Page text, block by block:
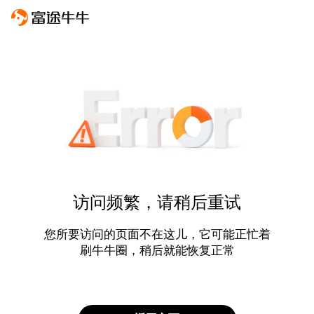
访问频繁，请稍后重试
您所要访问的页面不在这儿，它可能正忙着
刷牛牛圈，稍后就能恢复正常